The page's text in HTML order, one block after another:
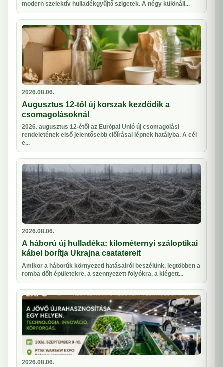
modern szelektív hulladékgyűjtő szigetek. A négy különáll...
2026.08.06.
Augusztus 12-től új korszak kezdődik a
csomagolásoknál
2026. augusztus 12-étől az Európai Unió új csomagolási
rendeletének első jelentősebb előírásai lépnek hatályba. A cél
e...
2026.08.06.
A háború új hulladéka: kilométernyi száloptikai
kábel borítja Ukrajna csatatereit
Amikor a háborúk környezeti hatásairól beszélünk, legtöbben a
romba dőlt épületekre, a szennyezett folyókra, a kiégett...
2026.08.06.